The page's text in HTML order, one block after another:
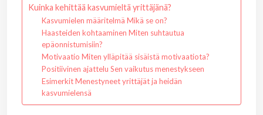
Kuinka kehittää kasvumieltä yrittäjänä?
Kasvumielen määritelmä Mikä se on?
Haasteiden kohtaaminen Miten suhtautua
epäonnistumisiin?
Motivaatio Miten ylläpitää sisäistä motivaatiota?
Positiivinen ajattelu Sen vaikutus menestykseen
Esimerkit Menestyneet yrittäjät ja heidän
kasvumielensä